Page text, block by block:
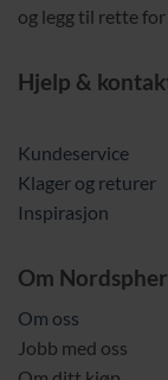
og legg til rette
Hjelp &
Kundeservice
Klager og returer
Inspirasjon
Om
Om oss
Jobb med oss